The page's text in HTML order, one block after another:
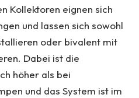
Kollektoren eignen sich
und lassen sich sowohl
oder bivalent mit
Dabei ist die
höher als bei
und das System ist im